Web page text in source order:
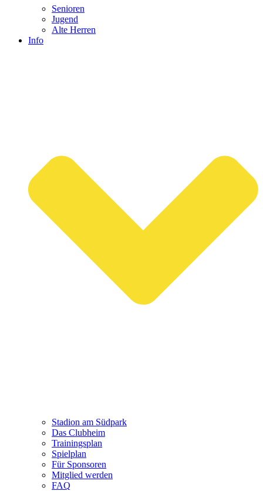
Senioren
Jugend
Alte Herren
Info
Stadion am Südpark
Das Clubheim
Trainingsplan
Spielplan
Für Sponsoren
Mitglied werden
FAQ